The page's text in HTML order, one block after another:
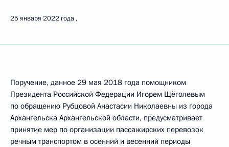
25 января 2022 года
Поручение, данное 29 мая 2018 года помощником
Президента Российской Федерации Игорем Щёголевым
по обращению Рубцовой Анастасии Николаевны из города
Архангельска Архангельской области, предусматривает
принятие мер по организации пассажирских перевозок
речным транспортом в осенний и весенний периоды